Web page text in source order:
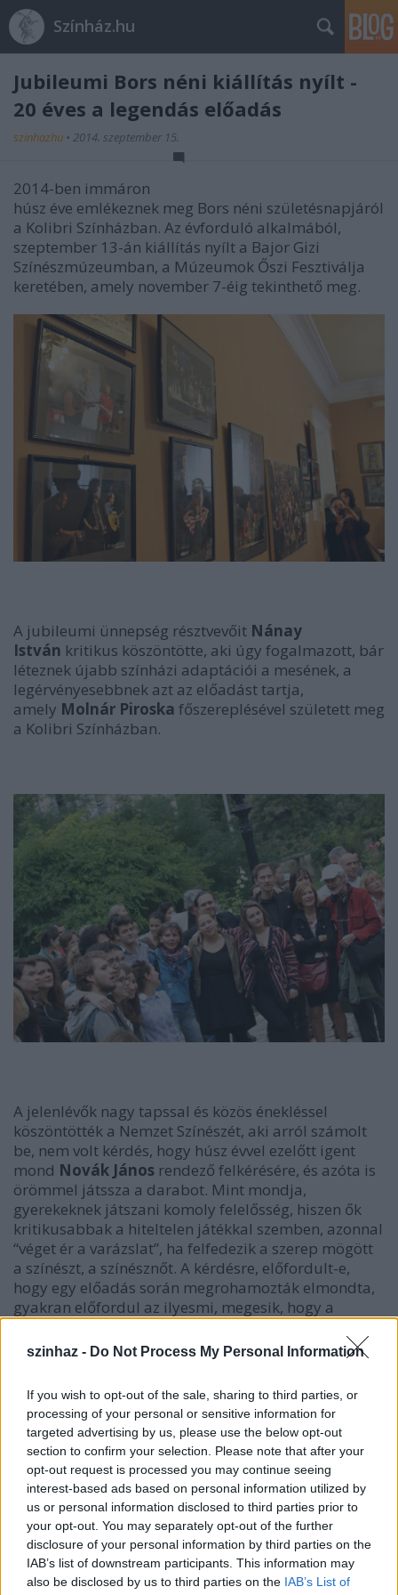
szinhaz - Do Not Process My Personal Information
If you wish to opt-out of the sale, sharing to third parties, or
processing of your personal or sensitive information for
targeted advertising by us, please use the below opt-out
section to confirm your selection. Please note that after your
opt-out request is processed you may continue seeing
interest-based ads based on personal information utilized by
us or personal information disclosed to third parties prior to
your opt-out. You may separately opt-out of the further
disclosure of your personal information by third parties on the
IAB’s list of downstream participants. This information may
also be disclosed by us to third parties on the IAB’s List of
Színház.hu
Jubileumi Bors néni kiállítás nyílt -
20 éves a legendás előadás
szinhazhu • 2014. szeptember 15.
2014-ben immáron
húsz éve emlékeznek meg Bors néni születésnapjáról
a Kolibri Színházban. Az évforduló alkalmából,
szeptember 13-án kiállítás nyílt a Bajor Gizi
Színészmúzeumban, a Múzeumok Őszi Fesztiválja
keretében, amely november 7-éig tekinthető meg.
A jubileumi ünnepség résztvevőit Nánay
István kritikus köszöntötte, aki úgy fogalmazott, bár
léteznek újabb színházi adaptációi a mesének, a
legérvényesebbnek azt az előadást tartja,
amely Molnár Piroska főszereplésével született meg
a Kolibri Színházban.
A jelenlévők nagy tapssal és közös énekléssel
köszöntötték a Nemzet Színészét, aki arról számolt
be, nem volt kérdés, hogy húsz évvel ezelőtt igent
mond Novák János rendező felkérésére, és azóta is
örömmel játssza a darabot. Mint mondja,
gyerekeknek játszani komoly felelősség, hiszen ők
kritikusabbak a hiteltelen játékkal szemben, azonnal
“véget ér a varázslat”, ha felfedezik a szerep mögött
a színészt, a színésznőt. A kérdésre, előfordult-e,
hogy egy előadás során megrohamozták elmondta,
gyakran előfordul az ilyesmi, megesik, hogy a
amint elhangzik a szöveg, amelyben mindenkit a